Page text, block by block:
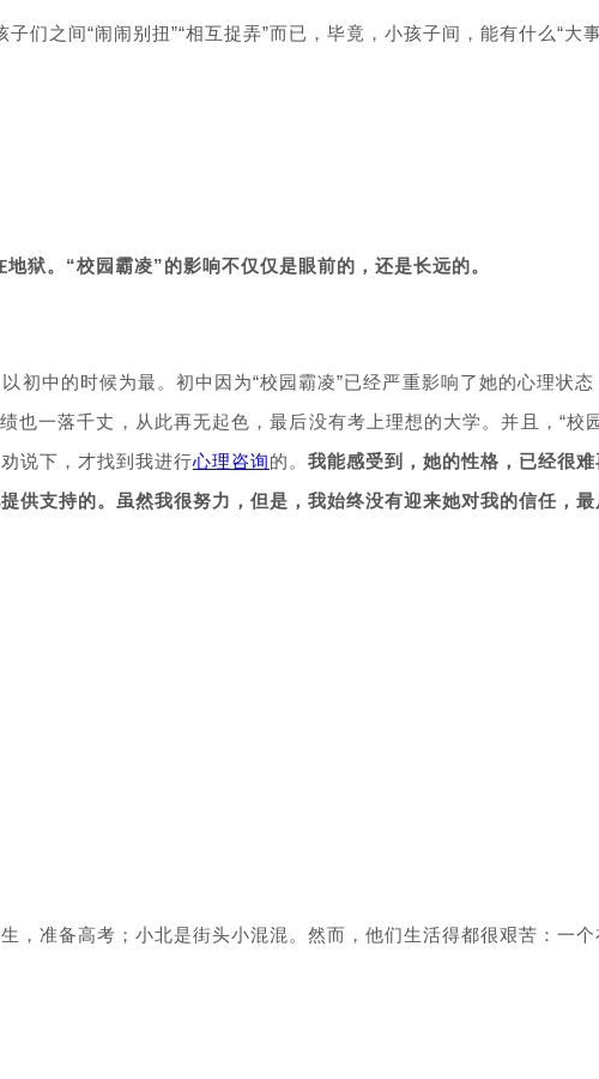
们之间“闹闹别扭”“相互捉弄”而已，毕竟，小孩子间，能有什么“大事
狱。“校园霸凌”的影响不仅仅是眼前的，还是长远的。
初中的时候为最。初中因为“校园霸凌”已经严重影响了她的心理状
也一落千丈，从此再无起色，最后没有考上理想的大学。并且，“校
说下，才找到我进行心理咨询的。 我能感受到，她的性格，已经很难
供支持的。 虽然我很努力，但是，我始终没有迎来她对我的信任，最
准备高考；小北是街头小混混。然而，他们生活得都很艰苦：一